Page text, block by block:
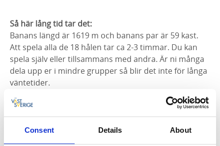
Consent Details About
Så här lång tid tar det:
Banans längd är 1619 m och banans par är 59 kast.
Att spela alla de 18 hålen tar ca 2-3 timmar. Du kan
spela själv eller tillsammans med andra. Är ni många
dela upp er i mindre grupper så blir det inte för långa
väntetider.
Låna discar helt kostnadsfritt
Du kan enkelt låna discar i anslutning till
frisbeegolfbana, intill första utslaget ligger Inredia. Till